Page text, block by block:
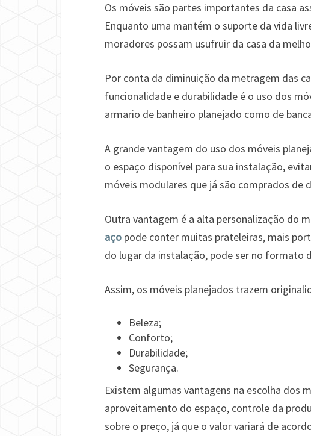
Os móveis são partes importantes da casa
Enquanto uma mantém o suporte da vida
moradores possam usufruir da casa da
Por conta da diminuição da metragem das
funcionalidade e durabilidade é o uso dos
armario de banheiro planejado como de
A grande vantagem do uso dos móveis
o espaço disponível para sua instalação,
móveis modulares que já são comprados de
Outra vantagem é a alta personalização do
aço pode conter muitas prateleiras, mais
do lugar da instalação, pode ser no formato
Assim, os móveis planejados trazem
Beleza;
Conforto;
Durabilidade;
Segurança.
Existem algumas vantagens na escolha dos
aproveitamento do espaço, controle da
sobre o preço, já que o valor variará de